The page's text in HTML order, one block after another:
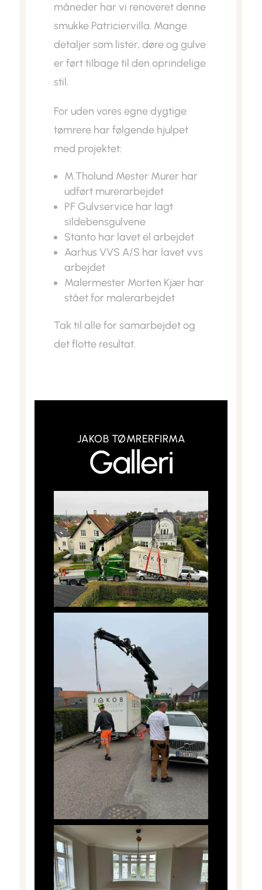
måneder har vi renoveret denne
smukke Patriciervilla. Mange
detaljer som lister, døre og gulve
er ført tilbage til den oprindelige
stil.
For uden vores egne dygtige
tømrere har følgende hjulpet
med projektet:
M.Tholund Mester Murer har
udført murerarbejdet
PF Gulvservice har lagt
sildebensgulvene
Stanto har lavet el arbejdet
Aarhus VVS A/S har lavet vvs
arbejdet
Malermester Morten Kjær har
stået for malerarbejdet
Tak til alle for samarbejdet og
det flotte resultat.
JAKOB TØMRERFIRMA
Galleri